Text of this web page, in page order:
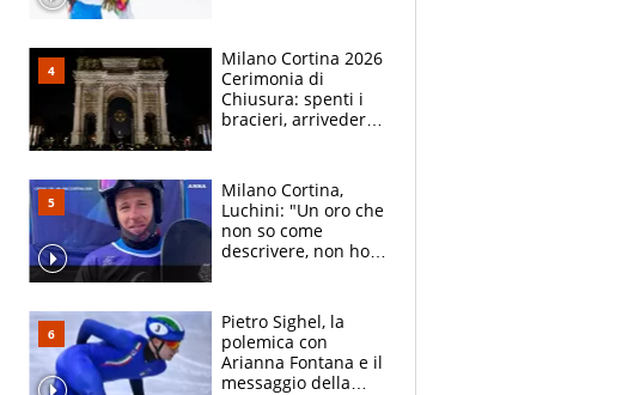
Milano Cortina 2026
Cerimonia di
Chiusura: spenti i
bracieri, arrivederci
un nuovo standard"
Milano Cortina,
Luchini: "Un oro che
non so come
descrivere, non ho
Pietro Sighel, la
polemica con
Arianna Fontana e il
messaggio della